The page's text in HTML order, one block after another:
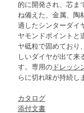
的に開発され、芯ま
ね備えた、金属、陶
適したシンターダイ
ヤモンドポイントと
ヤ砥粒で固めており
しいダイヤが出て来
す。専用の ドレッシ
らに切れ味が持続し
カタログ
添付文書